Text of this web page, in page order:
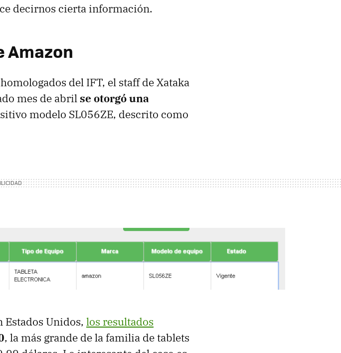
decirnos cierta información.
Amazon
del IFT, el staff de Xataka
mes de abrilse otorgó una
modelo SL056ZE, descrito como
Estados Unidos, los resultados
, la más grande de la familia de tablets